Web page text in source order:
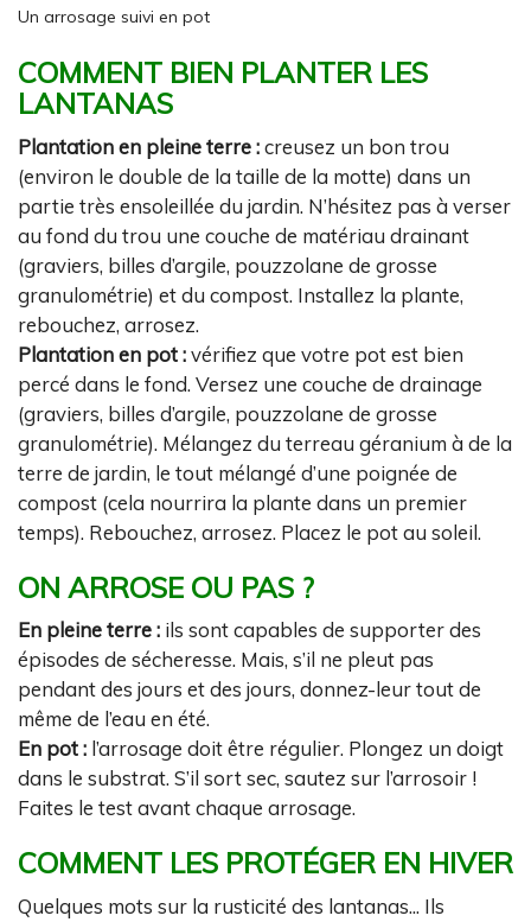
Un arrosage suivi en pot
COMMENT BIEN PLANTER LES
LANTANAS
Plantation en pleine terre :creusez un bon trou
(environ le double de la taille de la motte) dans un
partie très ensoleillée du jardin. N’hésitez pas à verser
au fond du trou une couche de matériau drainant
(graviers, billes d’argile, pouzzolane de grosse
granulométrie) et du compost. Installez la plante,
rebouchez, arrosez.
Plantation en pot :vérifiez que votre pot est bien
percé dans le fond. Versez une couche de drainage
(graviers, billes d’argile, pouzzolane de grosse
granulométrie). Mélangez du terreau géranium à de la
terre de jardin, le tout mélangé d’une poignée de
compost (cela nourrira la plante dans un premier
temps). Rebouchez, arrosez. Placez le pot au soleil.
ON ARROSE OU PAS ?
En pleine terre : ils sont capables de supporter des
épisodes de sécheresse. Mais, s’il ne pleut pas
pendant des jours et des jours, donnez-leur tout de
même de l’eau en été.
En pot : l’arrosage doit être régulier. Plongez un doigt
dans le substrat. S’il sort sec, sautez sur l’arrosoir !
Faites le test avant chaque arrosage.
COMMENT LES PROTÉGER EN HIVER
Quelques mots sur la rusticité des lantanas... Ils